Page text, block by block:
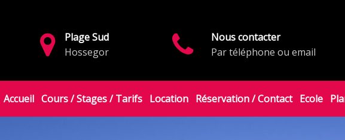
Plage Sud
Hossegor
Nous contacter
Par téléphone ou email
Accueil Cours / Stages / Tarifs Location Réservation / Contact Ecole